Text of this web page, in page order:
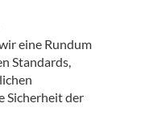
eine Rundum
Standards,
Sicherheit der